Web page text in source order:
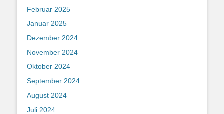
Februar 2025
Januar 2025
Dezember 2024
November 2024
Oktober 2024
September 2024
August 2024
Juli 2024